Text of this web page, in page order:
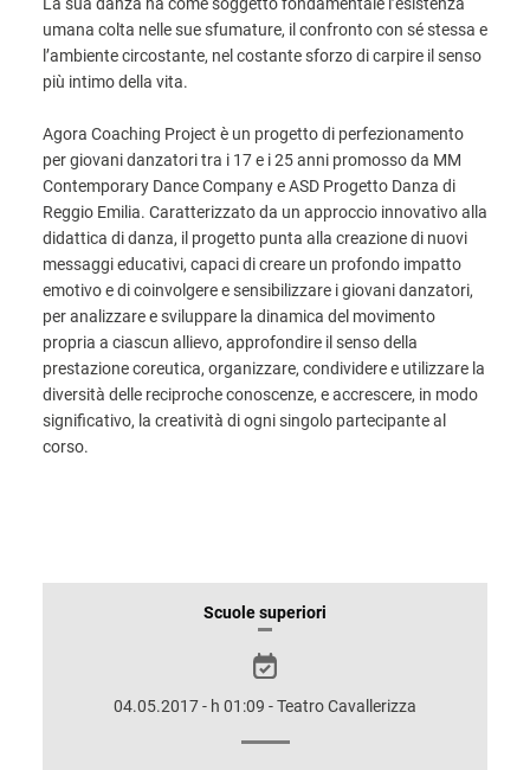
umana colta nelle sue sfumature, il confronto con sé stessa e
l’ambiente circostante, nel costante sforzo di carpire il senso
più intimo della vita.
Agora Coaching Project è un progetto di perfezionamento
per giovani danzatori tra i 17 e i 25 anni promosso da MM
Contemporary Dance Company e ASD Progetto Danza di
Reggio Emilia. Caratterizzato da un approccio innovativo alla
didattica di danza, il progetto punta alla creazione di nuovi
messaggi educativi, capaci di creare un profondo impatto
emotivo e di coinvolgere e sensibilizzare i giovani danzatori,
per analizzare e sviluppare la dinamica del movimento
propria a ciascun allievo, approfondire il senso della
prestazione coreutica, organizzare, condividere e utilizzare la
diversità delle reciproche conoscenze, e accrescere, in modo
significativo, la creatività di ogni singolo partecipante al
corso.
INFORMAZIONIScuole superiori
04.05.2017 - h 01:09 - Teatro Cavallerizza